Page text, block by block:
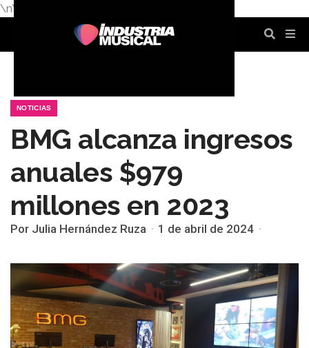
\n\n
NOTICIAS
BMG alcanza ingresos
anuales $979
millones en 2023
Por Julia Hernández Ruza 1 de abril de 2024